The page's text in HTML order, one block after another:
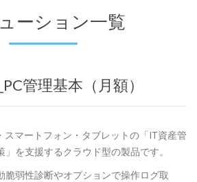
ーション一覧
管理基本（月額）
スマートフォン・タブレットの「IT資産管
を支援するクラウド型の製品です。
脆弱性診断やオプションで操作ログ取